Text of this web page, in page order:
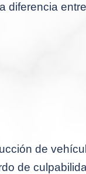
diferencia
de
de